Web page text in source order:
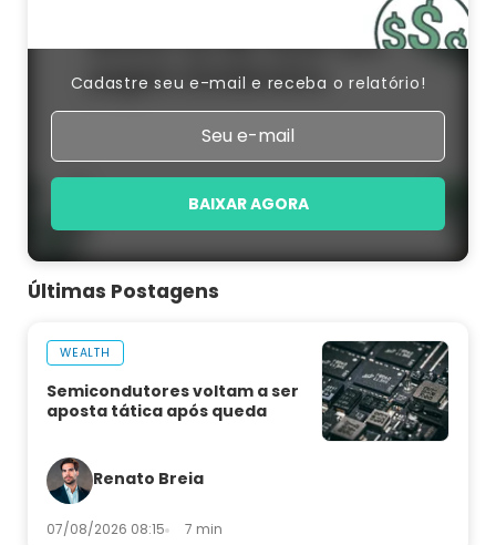
Cadastre seu e-mail e receba o relatório!
BAIXAR AGORA
Últimas Postagens
WEALTH
Semicondutores voltam a ser
aposta tática após queda
Renato Breia
07/08/2026 08:15 7 min